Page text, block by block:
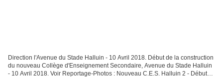
Direction l'Avenue du Stade Halluin - 10 Avril 2018. Début de la construction
du nouveau Collège d'Enseignement Secondaire, Avenue du Stade Halluin
- 10 Avril 2018. Voir Reportage-Photos : Nouveau C.E.S. Halluin 2 - Début